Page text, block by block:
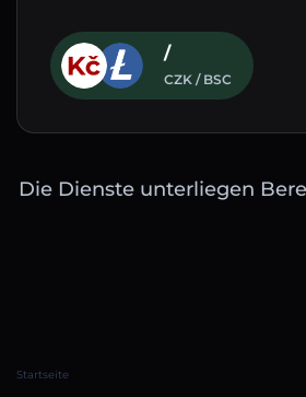
/
CZK / BSC
Die Dienste unterliegen
Startseite